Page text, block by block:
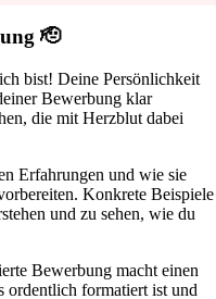
🫡
bist! Deine Persönlichkeit
Bewerbung klar
die mit Herzblut dabei
Erfahrungen und wie sie
Konkrete Beispiele
und zu sehen, wie du
Bewerbung macht einen
ordentlich formatiert ist und